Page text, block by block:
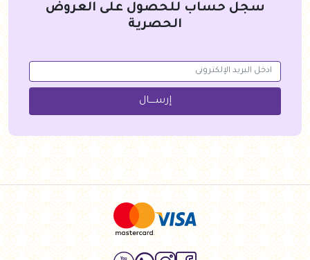
سجل حساب للحصول على العروض
الحصرية
إرســــال